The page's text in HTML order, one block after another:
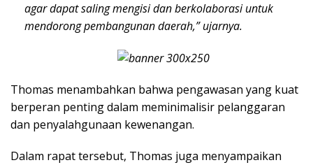
agar dapat saling mengisi dan berkolaborasi untuk
mendorong pembangunan daerah,” ujarnya.
Thomas menambahkan bahwa pengawasan yang kuat
berperan penting dalam meminimalisir pelanggaran
dan penyalahgunaan kewenangan.
Dalam rapat tersebut, Thomas juga menyampaikan